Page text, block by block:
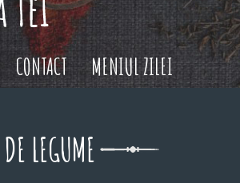
CONTACT MENIUL ZILEI
LEGUME